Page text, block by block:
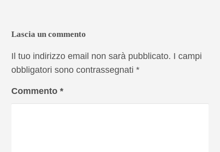
Lascia un commento
Il tuo indirizzo email non sarà pubblicato. I campi
obbligatori sono contrassegnati *
Commento *